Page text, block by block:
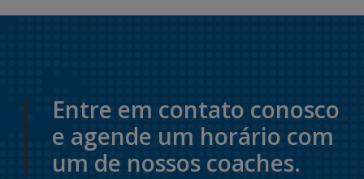
Entre em contato conosco
e agende um horário com
um de nossos coaches.